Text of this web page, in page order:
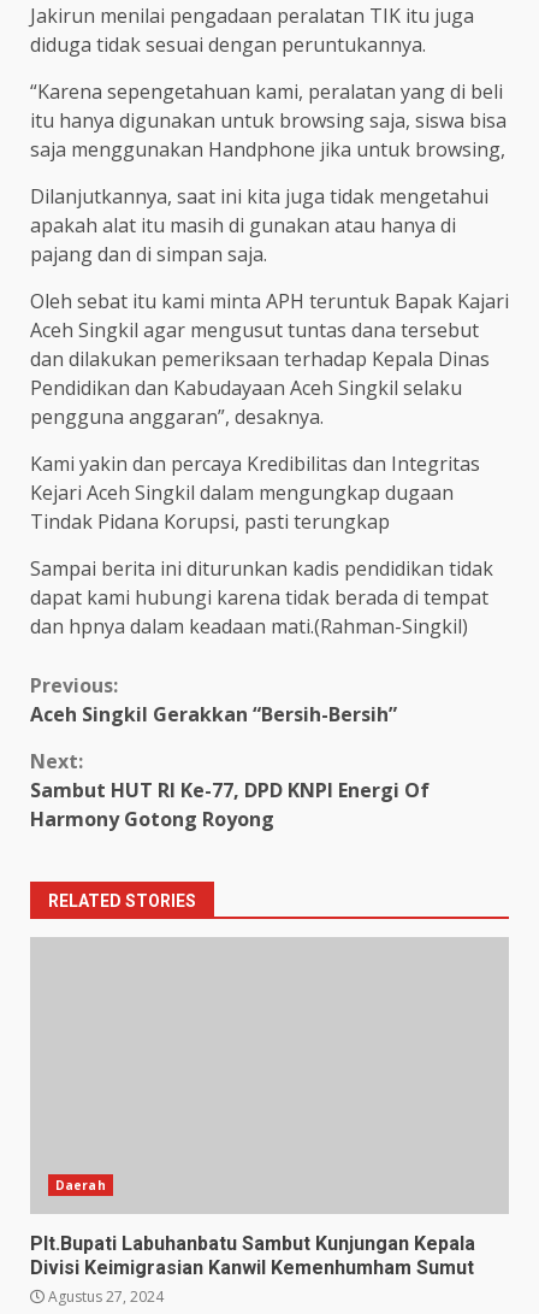
Jakirun menilai pengadaan peralatan TIK itu juga
diduga tidak sesuai dengan peruntukannya.
“Karena sepengetahuan kami, peralatan yang di beli
itu hanya digunakan untuk browsing saja, siswa bisa
saja menggunakan Handphone jika untuk browsing,
Dilanjutkannya, saat ini kita juga tidak mengetahui
apakah alat itu masih di gunakan atau hanya di
pajang dan di simpan saja.
Oleh sebat itu kami minta APH teruntuk Bapak Kajari
Aceh Singkil agar mengusut tuntas dana tersebut
dan dilakukan pemeriksaan terhadap Kepala Dinas
Pendidikan dan Kabudayaan Aceh Singkil selaku
pengguna anggaran”, desaknya.
Kami yakin dan percaya Kredibilitas dan Integritas
Kejari Aceh Singkil dalam mengungkap dugaan
Tindak Pidana Korupsi, pasti terungkap
Sampai berita ini diturunkan kadis pendidikan tidak
dapat kami hubungi karena tidak berada di tempat
dan hpnya dalam keadaan mati.(Rahman-Singkil)
Continue
Reading
Previous:
Aceh Singkil Gerakkan “Bersih-Bersih”
Next:
Sambut HUT RI Ke-77, DPD KNPI Energi Of
Harmony Gotong Royong
RELATED STORIES
Daerah
Plt.Bupati Labuhanbatu Sambut Kunjungan Kepala
Divisi Keimigrasian Kanwil Kemenhumham Sumut
Agustus 27, 2024